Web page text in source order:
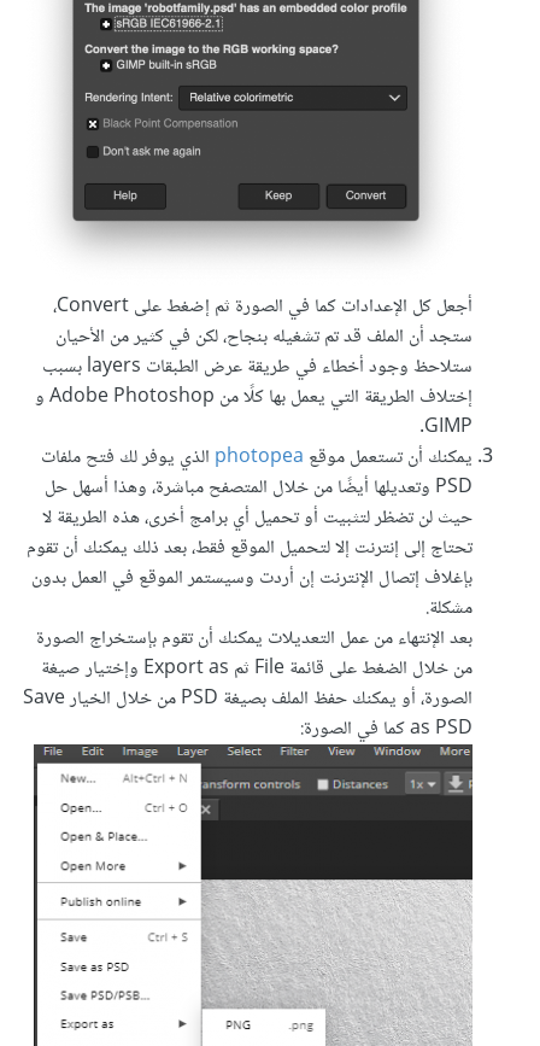
أجعل كل الإعدادات كما في الصورة ثم إضغط على Convert،
ستجد أن الملف قد تم تشغيله بنجاح، لكن في كثير من الأحيان
ستلاحظ وجود أخطاء في طريقة عرض الطبقات layers بسبب
إختلاف الطريقة التي يعمل بها كلًا من Adobe Photoshop و
GIMP.
يمكنك أن تستعمل موقع photopea الذي يوفر لك فتح ملفات
PSD وتعديلها أيضًا من خلال المتصفح مباشرة، وهذا أسهل حل
حيث لن تضظر لتثبيت أو تحميل أي برامج أخرى، هذه الطريقة لا
تحتاج إلى إنترنت إلا لتحميل الموقع فقط، بعد ذلك يمكنك أن تقوم
بإغلاف إتصال الإنترنت إن أردت وسيستمر الموقع في العمل بدون
مشكلة.
بعد الإنتهاء من عمل التعديلات يمكنك أن تقوم بإستخراج الصورة
من خلال الضغط على قائمة File ثم Export as وإختيار صيغة
الصورة، أو يمكنك حفظ الملف بصيغة PSD من خلال الخيار Save
as PSD كما في الصورة: